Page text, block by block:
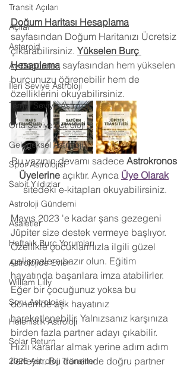
Transit Açıları
Açılar
Asteroid
Ay Düğümleri
İleri Seviye Astroloji
Temel Seviye Astroloji
Orta Seviye Astroloji
Geleneksel Astroloji
Spor Astrolojisi
Sabit Yıldızlar
Astroloji Gündemi
Asaletler
Haftalık Burç Yorumları
Astrolojide Evler
William Lilly
Soru Astrolojisi
Helenistik Astroloji
Solar Return
2026 Astroloji Transitleri
Doğum Haritası Hesaplama
sayfasından Doğum Haritanızı Ücretsiz
çıkarabilirsiniz. Yükselen Burç
Hesaplama sayfasından hem yükselen
burcunuzu öğrenebilir hem de
özelliklerini okuyabilirsiniz.
Bu yazının devamı sadece Astrokronos
Üyelerine açıktır. Ayrıca Üye Olarak
sitedeki e-kitapları okuyabilirsiniz.
Mayıs 2023 'e kadar şans gezegeni
Jüpiter size destek vermeye başlıyor.
Özellikle çocuklarınızla ilgili güzel
gelişmelere hazır olun. Eğitim
hayatında başarılara imza atabilirler.
Eğer bir çocuğunuz yoksa bu
dönemde aşk hayatınız
hareketlenebilir. Yalnızsanız karşınıza
birden fazla partner adayı çıkabilir.
Hızlı kararlar almak yerine adım adım
ilerleyin. Bu dönemde doğru partner